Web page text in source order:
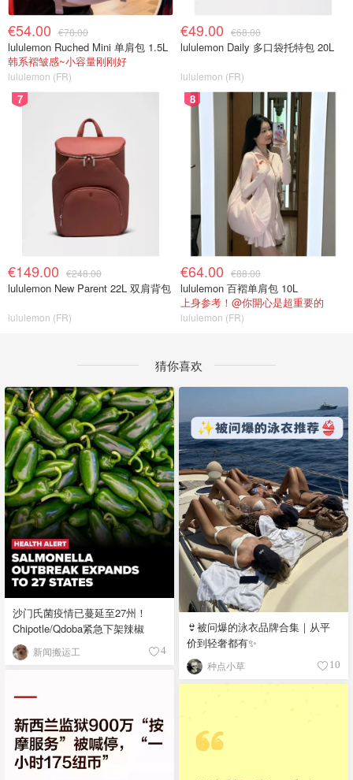
€54.00 €78.00
lululemon Ruched Mini 单肩包 1.5L
韩系褶皱感~小容量刚刚好
lululemon (FR)
€49.00 €68.00
lululemon Daily 多口袋托特包 20L
lululemon (FR)
7
€149.00 €248.00
lululemon New Parent 22L 双肩背包
lululemon (FR)
8
€64.00 €88.00
lululemon 百褶单肩包 10L
上身参考！@你開心是超重要的
lululemon (FR)
猜你喜欢
沙门氏菌疫情已蔓延至27州！
Chipotle/Qdoba紧急下架辣椒
新闻搬运工 4
👙被问爆的泳衣品牌合集｜从平
价到轻奢都有✨
种点小草 10